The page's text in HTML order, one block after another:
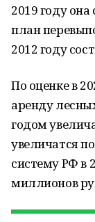
2019 году она
план
2012 году
По оценке в
аренду
годом
увеличатся
систему РФ в
миллионов